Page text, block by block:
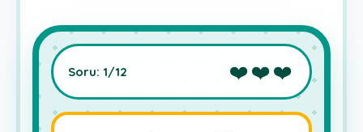
Soru: 1/12 ❤️❤️❤️